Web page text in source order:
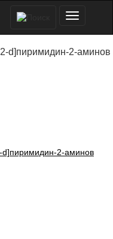
d]пиримидин-2-аминов